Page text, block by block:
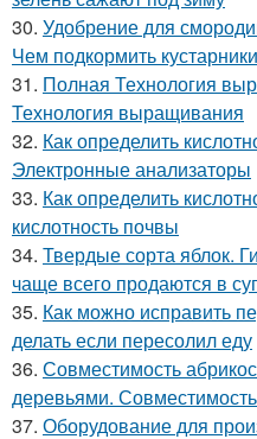
30. Удобрение для
Чем подкормить
31. Полная Технология
Технология выращивания
32. Как определить
Электронные анализаторы
33. Как определить
кислотность почвы
34. Твердые сорта яблок.
чаще всего продаются в
35. Как можно исправить
делать если пересолил еду
36. Совместимость
деревьями.
37. Оборудование для